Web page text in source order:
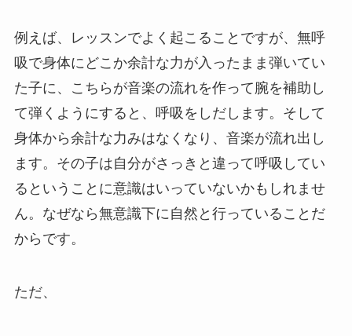
例えば、レッスンでよく起こることですが、無呼
吸で身体にどこか余計な力が入ったまま弾いてい
た子に、こちらが音楽の流れを作って腕を補助し
て弾くようにすると、呼吸をしだします。そして
身体から余計な力みはなくなり、音楽が流れ出し
ます。その子は自分がさっきと違って呼吸してい
るということに意識はいっていないかもしれませ
ん。なぜなら無意識下に自然と行っていることだ
からです。
ただ、